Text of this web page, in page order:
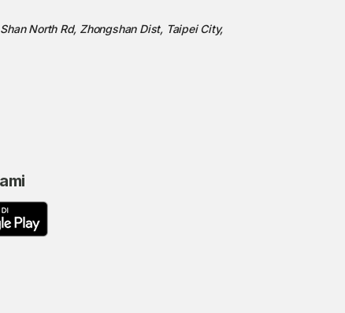
North Rd, Zhongshan Dist, Taipei City,